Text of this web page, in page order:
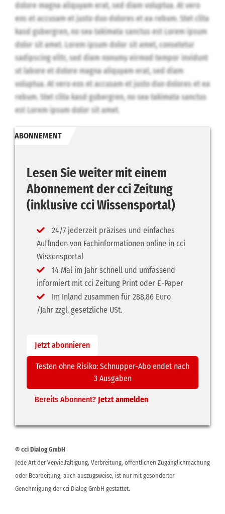
dolore magna aliquyam erat, sed diam voluptua. At vero
eos et accusam et justo duo dolores et ea rebum. Stet clita
kasd gubergren, no sea takimata sanctus est Lorem ipsum
dolor sit amet. Lorem ipsum dolor sit amet, consetetur
sadipscing elitr, sed diam nonumy eirmod tempor invidunt
ut labore et dolore magna aliquyam erat, sed diam
voluptua. At vero eos et accusam et justo duo dolores et ea
rebum. Stet clita kasd gubergren, no sea takimata sanctus
est Lorem ipsum dolor sit amet.
ABONNEMENT
Lesen Sie weiter mit einem
Abonnement der cci Zeitung
(inklusive cci Wissensportal)
24/7 jederzeit präzises und einfaches
Auffinden von Fachinformationen online in cci
Wissensportal
14 Mal im Jahr schnell und umfassend
informiert mit cci Zeitung Print oder E-Paper
Im Inland zusammen für 288,86 Euro
/Jahr zzgl. gesetzliche USt.
Jetzt abonnieren
Testen ohne Risiko: Schnupper-Abo endet nach
3 Ausgaben
Bereits Abonnent? Jetzt anmelden
© cci Dialog GmbH
Jede Art der Vervielfältigung, Verbreitung, öffentlichen Zugänglichmachung
oder Bearbeitung, auch auszugsweise, ist nur mit gesonderter
Genehmigung der cci Dialog GmbH gestattet.